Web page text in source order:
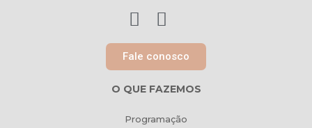
Fale conosco
O QUE FAZEMOS
Programação